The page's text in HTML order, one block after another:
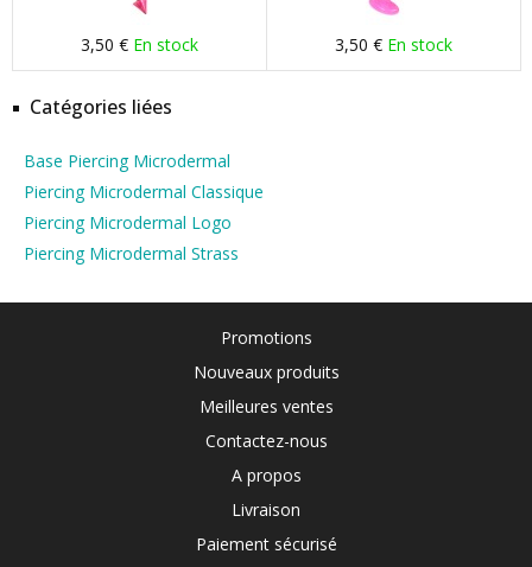
3,50 € En stock 3,50 € En stock
Catégories liées
Base Piercing Microdermal
Piercing Microdermal Classique
Piercing Microdermal Logo
Piercing Microdermal Strass
Promotions
Nouveaux produits
Meilleures ventes
Contactez-nous
A propos
Livraison
Paiement sécurisé